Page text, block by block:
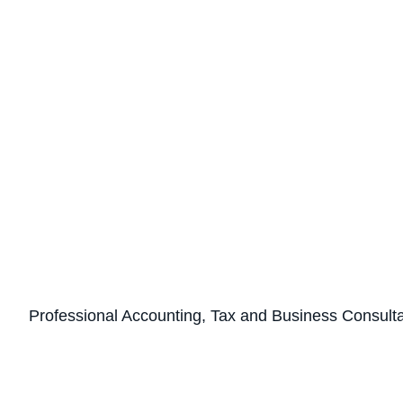
Professional Accounting, Tax and Business